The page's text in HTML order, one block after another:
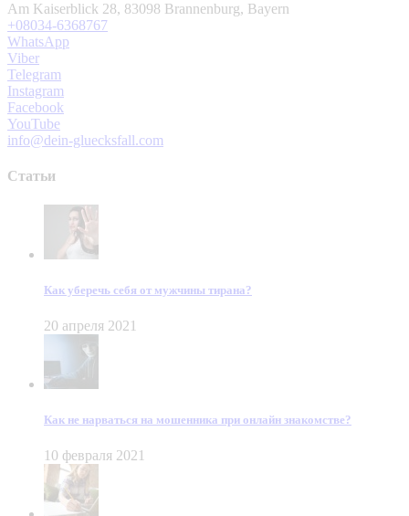
Am Kaiserblick 28, 83098 Brannenburg, Bayern
+08034-6368767
WhatsApp
Viber
Telegram
Instagram
Facebook
YouTube
info@dein-gluecksfall.com
Статьи
Как уберечь себя от мужчины тирана?
20 апреля 2021
Как не нарваться на мошенника при онлайн знакомстве?
10 февраля 2021